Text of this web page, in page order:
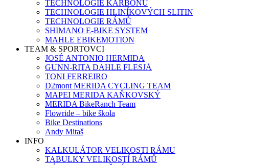
TECHNOLOGIE KARBONU
TECHNOLOGIE HLINÍKOVÝCH SLITIN
TECHNOLOGIE RÁMŮ
SHIMANO E-BIKE SYSTEM
MAHLE EBIKEMOTION
TEAM & SPORTOVCI
JOSÉ ANTONIO HERMIDA
GUNN-RITA DAHLE FLESJÅ
TONI FERREIRO
D2mont MERIDA CYCLING TEAM
MAPEI MERIDA KAŇKOVSKÝ
MERIDA BikeRanch Team
Flowride – bike škola
Bike Destinations
Andy Mitaš
INFO
KALKULÁTOR VELIKOSTI RÁMU
TABULKY VELIKOSTÍ RÁMŮ